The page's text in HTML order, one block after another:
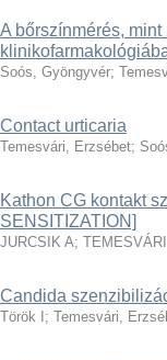
A bőrszínmérés,
Soós, Gyöngyvér;
Contact urticaria
Temesvári, Erzsébet;
Kathon CG kontakt
SENSITIZATION]
JURCSIK A;
Candida
Török I ; Temesvári,